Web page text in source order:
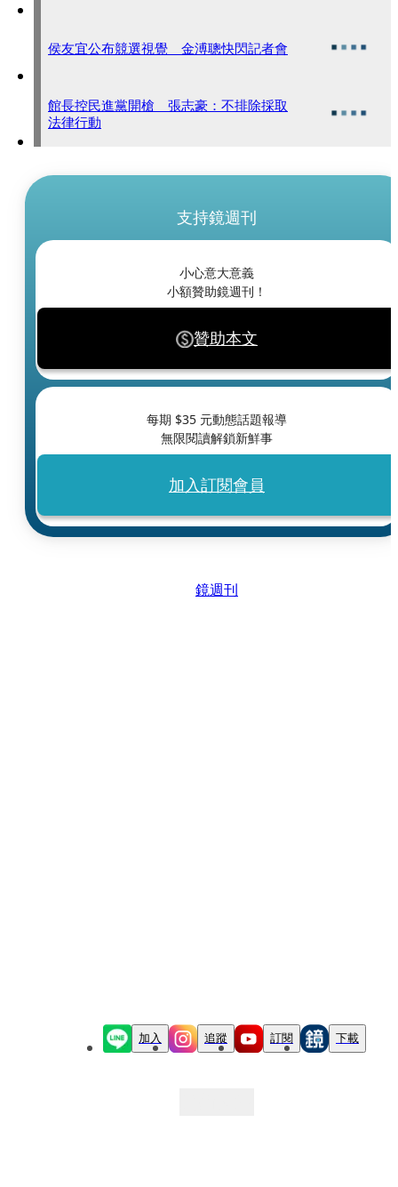
侯友宜公布競選視覺 金溥聰快閃記者會
館長控民進黨開槍 張志豪：不排除採取
法律行動
支持鏡週刊
小心意大意義
小額贊助鏡週刊！
贊助本文
每期 $35 元動態話題報導
無限閱讀解鎖新鮮事
加入訂閱會員
鏡週刊
加入 追蹤 訂閱 下載